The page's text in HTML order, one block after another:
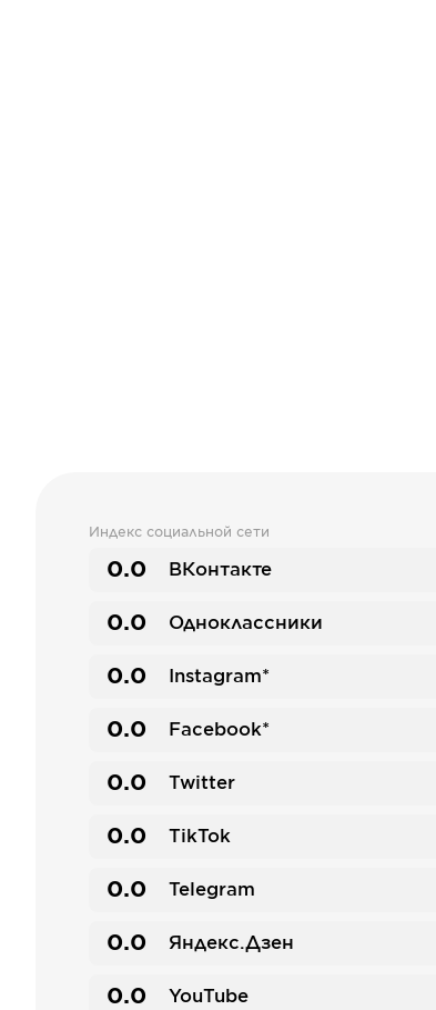
Индекс социальной сети
0.0 ВКонтакте
0.0 Одноклассники
0.0 Instagram*
0.0 Facebook*
0.0 Twitter
0.0 TikTok
0.0 Telegram
0.0 Яндекс.Дзен
0.0 YouTube